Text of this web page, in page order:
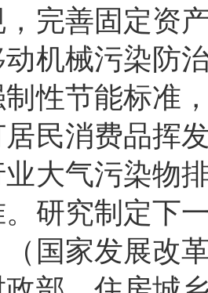
完善固定资
机械污染防
性节能标准
居民消费品挥
大气污染物
。研究制定下
国家发展改